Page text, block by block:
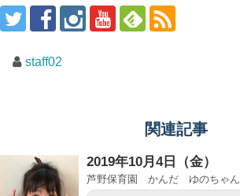
staff02
関連記事
2019年10月4日（金）
芦野保育園 かんだ ゆのちゃん